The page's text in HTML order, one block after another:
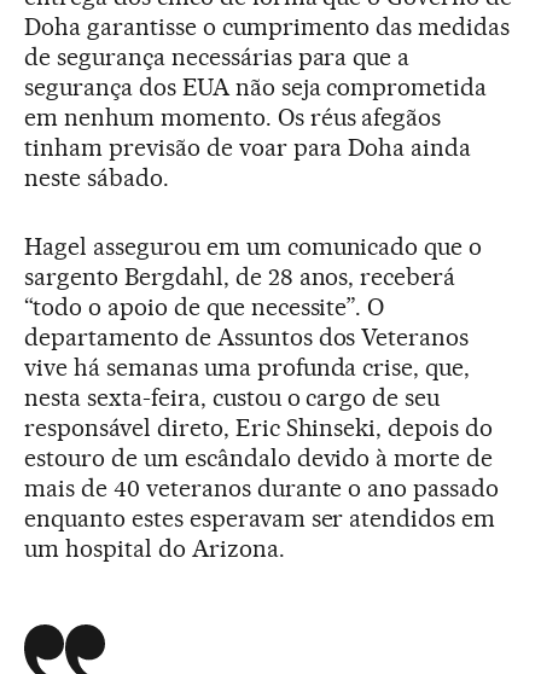
Doha garantisse o cumprimento das medidas
de segurança necessárias para que a
segurança dos EUA não seja comprometida
em nenhum momento. Os réus afegãos
tinham previsão de voar para Doha ainda
neste sábado.
Hagel assegurou em um comunicado que o
sargento Bergdahl, de 28 anos, receberá
“todo o apoio de que necessite”. O
departamento de Assuntos dos Veteranos
vive há semanas uma profunda crise, que,
nesta sexta-feira, custou o cargo de seu
responsável direto, Eric Shinseki, depois do
estouro de um escândalo devido à morte de
mais de 40 veteranos durante o ano passado
enquanto estes esperavam ser atendidos em
um hospital do Arizona.